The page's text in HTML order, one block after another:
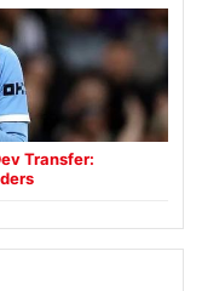
Transfer: